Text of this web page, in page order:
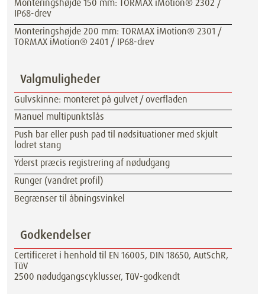
Monteringshøjde 150 mm: TORMAX iMotion® 2302 /
IP68-drev
Monteringshøjde 200 mm: TORMAX iMotion® 2301 /
TORMAX iMotion® 2401 / IP68-drev
Valgmuligheder
Gulvskinne: monteret på gulvet / overfladen
Manuel multipunktslås
Push bar eller push pad til nødsituationer med skjult
lodret stang
Yderst præcis registrering af nødudgang
Runger (vandret profil)
Begrænser til åbningsvinkel
Godkendelser
Certificeret i henhold til EN 16005, DIN 18650, AutSchR,
TüV
2500 nødudgangscyklusser, TüV-godkendt